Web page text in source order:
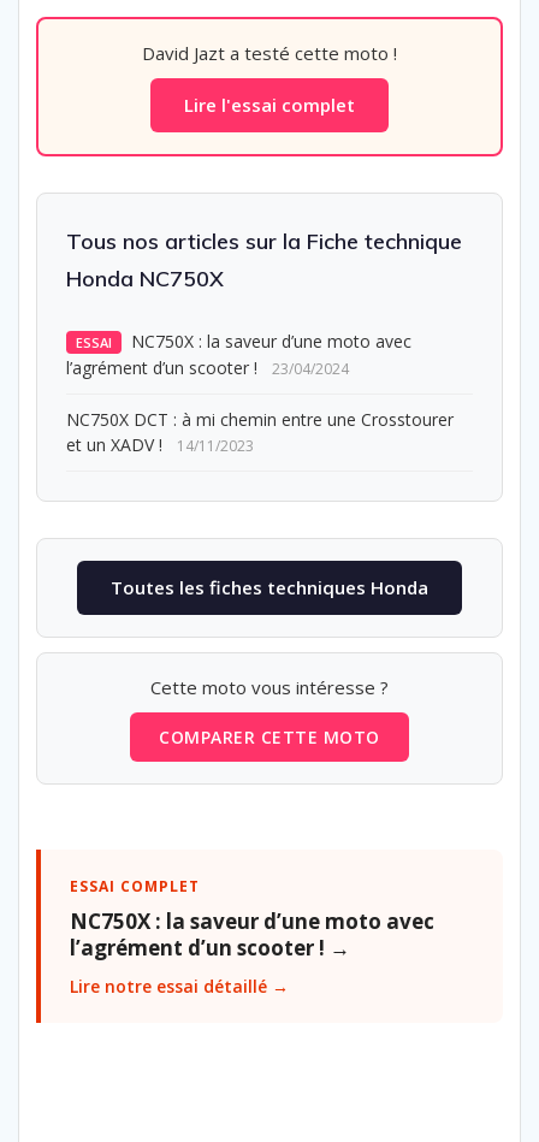
David Jazt a testé cette moto !
Lire l'essai complet
Tous nos articles sur la Fiche technique
Honda NC750X
ESSAI
NC750X : la saveur d’une moto avec
l’agrément d’un scooter !
23/04/2024
NC750X DCT : à mi chemin entre une Crosstourer
et un XADV !
14/11/2023
Toutes les fiches techniques Honda
Cette moto vous intéresse ?
COMPARER CETTE MOTO
ESSAI COMPLET
NC750X : la saveur d’une moto avec
l’agrément d’un scooter ! →
Lire notre essai détaillé →